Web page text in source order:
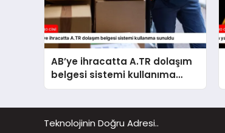
AB’ye ihracatta A.TR dolaşım
belgesi sistemi kullanıma
sunuldu
Teknolojinin Doğru Adresi..